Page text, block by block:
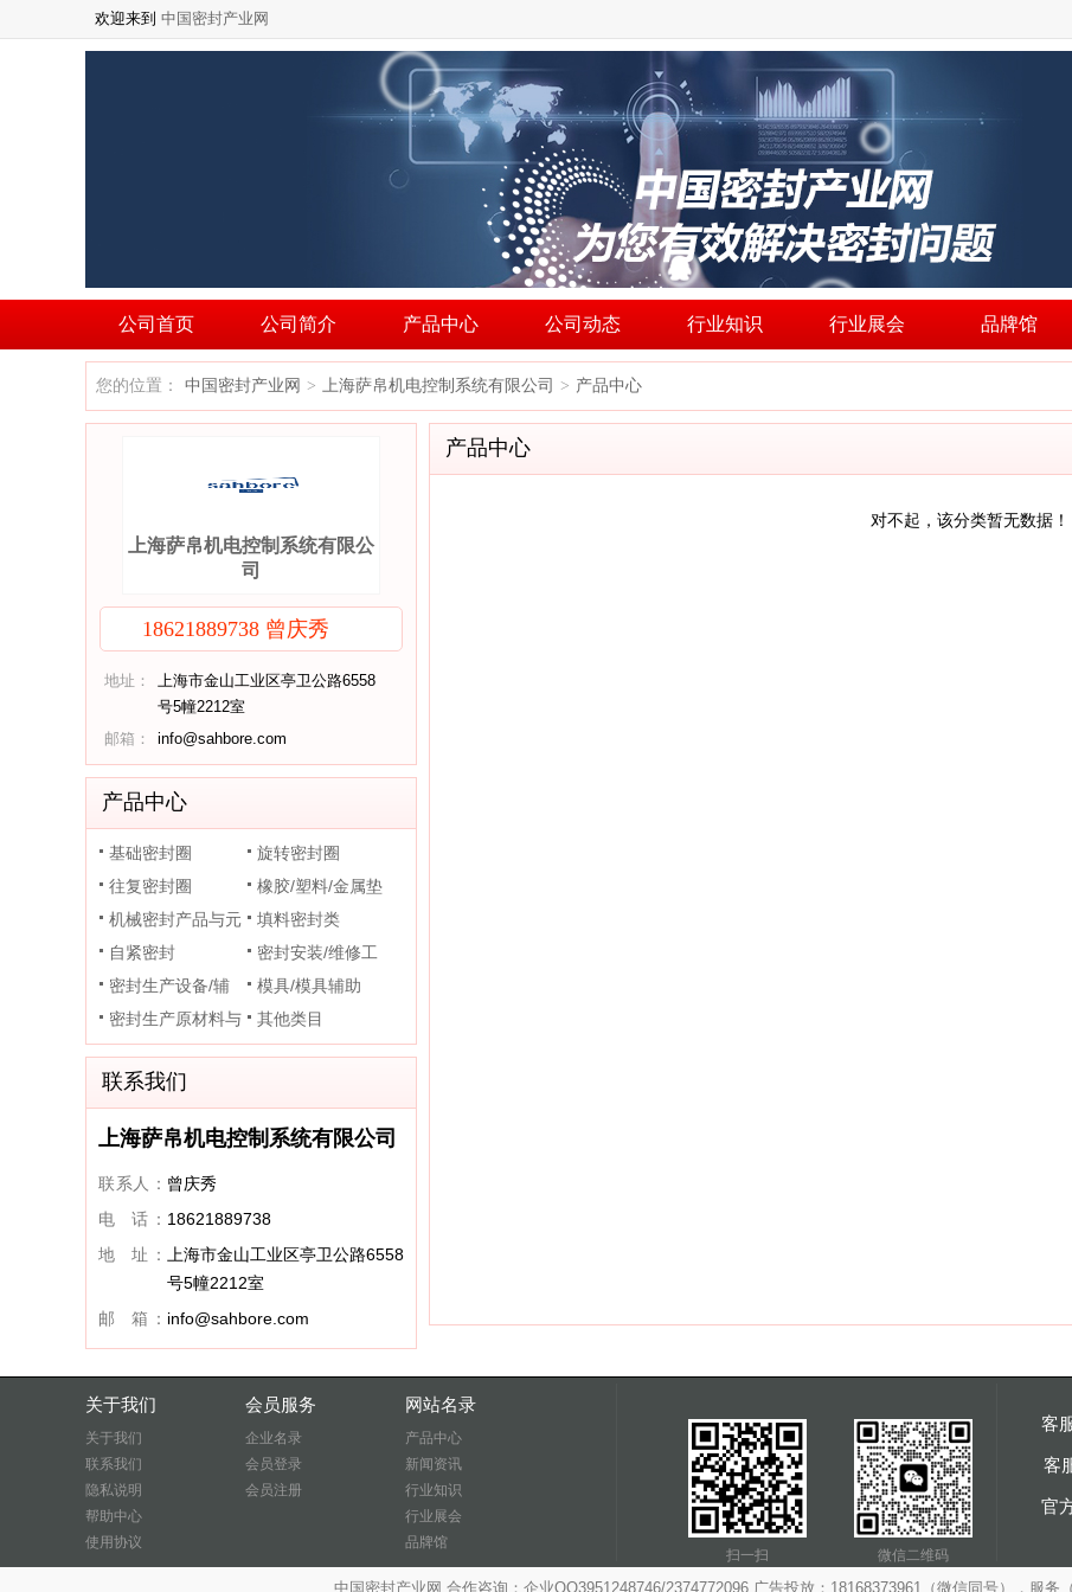
欢迎来到 中国密封产业网
公司首页 公司简介 产品中心 公司动态 行业知识 行业展会 品牌馆
您的位置： 中国密封产业网 > 上海萨帛机电控制系统有限公司 > 产品中心
上海萨帛机电控制系统有限公
司
18621889738 曾庆秀
地址：
上海市金山工业区亭卫公路6558
号5幢2212室
邮箱：
info@sahbore.com
产品中心
基础密封圈
旋转密封圈
往复密封圈
橡胶/塑料/金属垫
片
机械密封产品与元
件
填料密封类
自紧密封
密封安装/维修工
具
密封生产设备/辅
助装置
模具/模具辅助
密封生产原材料与
其他类目
联系我们
上海萨帛机电控制系统有限公司
联系人： 曾庆秀
电 话： 18621889738
地 址：
上海市金山工业区亭卫公路6558
号5幢2212室
邮 箱： info@sahbore.com
产品中心
对不起，该分类暂无数据！
关于我们
关于我们
联系我们
隐私说明
帮助中心
使用协议
会员服务
企业名录
会员登录
会员注册
网站名录
产品中心
新闻资讯
行业知识
行业展会
品牌馆
扫一扫 微信二维码
客
客
官
中国密封产业网 合作咨询：企业QQ3951248746/2374772096 广告投放：18168373961（微信同号），服务